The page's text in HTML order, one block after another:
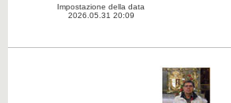
Impostazione della data
2026.05.31 20:09